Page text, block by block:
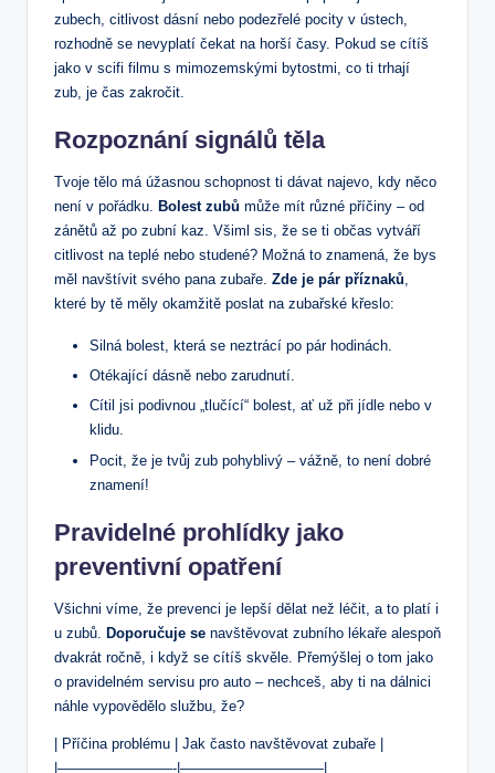
zubech, citlivost dásní nebo podezřelé pocity v ústech,
rozhodně se nevyplatí čekat na horší časy. Pokud se cítíš
jako v scifi filmu s mimozemskými bytostmi, co ti trhají
zub, je čas zakročit.
Rozpoznání signálů těla
Tvoje tělo má úžasnou schopnost ti dávat najevo, kdy něco
není v pořádku. Bolest zubů může mít různé příčiny – od
zánětů až po zubní kaz. Všiml sis, že se ti občas vytváří
citlivost na teplé nebo studené? Možná to znamená, že bys
měl navštívit svého pana zubaře. Zde je pár příznaků,
které by tě měly okamžitě poslat na zubařské křeslo:
Silná bolest, která se neztrácí po pár hodinách.
Otékající dásně nebo zarudnutí.
Cítil jsi podivnou „tlučící“ bolest, ať už při jídle nebo v
klidu.
Pocit, že je tvůj zub pohyblivý – vážně, to není dobré
znamení!
Pravidelné prohlídky jako
preventivní opatření
Všichni víme, že prevenci je lepší dělat než léčit, a to platí i
u zubů. Doporučuje se navštěvovat zubního lékaře alespoň
dvakrát ročně, i když se cítíš skvěle. Přemýšlej o tom jako
o pravidelném servisu pro auto – nechceš, aby ti na dálnici
náhle vypovědělo službu, že?
| Příčina problému | Jak často navštěvovat zubaře |
|————————-|——————————|